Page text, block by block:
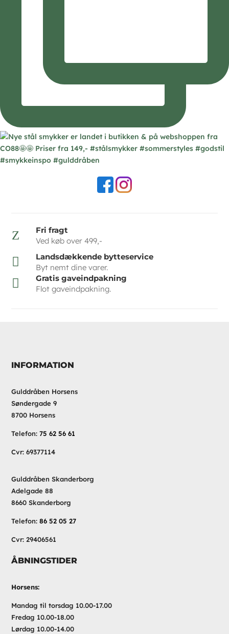
Z
Fri fragt
Ved køb over 499,-

Landsdækkende bytteservice
Byt nemt dine varer.

Gratis gaveindpakning
Flot gaveindpakning.
INFORMATION
Gulddråben Horsens
Søndergade 9
8700 Horsens
Telefon:75 62 56 61
Cvr: 69377114
Gulddråben Skanderborg
Adelgade 88
8660 Skanderborg
Telefon:86 52 05 27
Cvr: 29406561
ÅBNINGSTIDER
Horsens:
Mandag til torsdag 10.00-17.00
Fredag 10.00-18.00
Lørdag 10.00-14.00